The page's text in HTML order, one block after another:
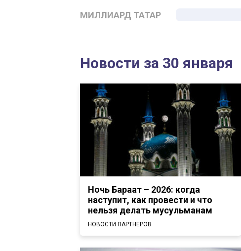
МИЛЛИАРД ТАТАР
Новости за 30 января
Ночь Бараат – 2026: когда
наступит, как провести и что
нельзя делать мусульманам
НОВОСТИ ПАРТНЕРОВ